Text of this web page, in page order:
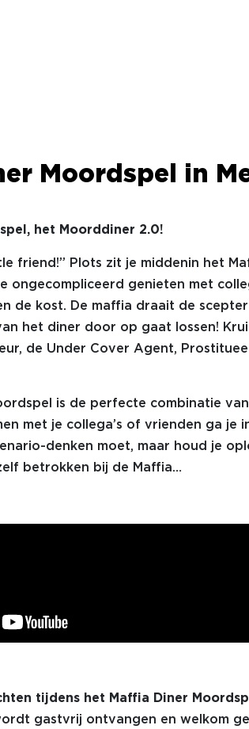
Moordspel in
het Moorddiner 2.0!
friend!” Plots zit je middenin het
ongecompliceerd genieten met
de kost. De maffia draait de
het diner door op gaat lossen!
de Under Cover Agent,
is de perfecte combinatie
met je collega’s of vrienden ga
denken moet, maar houd je
betrokken bij de Maffia…
tijdens het Maffia Diner
gastvrij ontvangen en welkom